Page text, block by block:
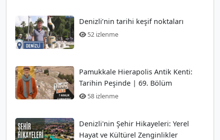
Denizli’nin tarihi keşif noktaları
52 izlenme
Pamukkale Hierapolis Antik Kenti:
Tarihin Peşinde | 69. Bölüm
58 izlenme
Denizli'nin Şehir Hikayeleri: Yerel
Hayat ve Kültürel Zenginlikler